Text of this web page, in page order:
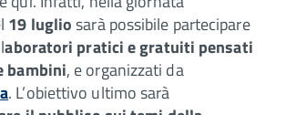
19 lugliosarà possibile partecipare
aboratori pratici e gratuiti pensati
bambini, e organizzati da
. L’obiettivo ultimo sarà